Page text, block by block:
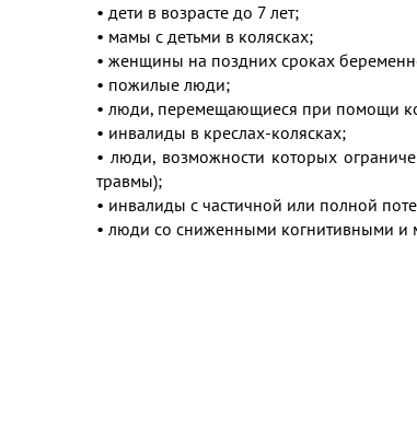
• дети в возрасте до 7 лет;
• мамы с детьми в колясках;
• женщины на поздних сроках
• пожилые люди;
• люди, перемещающиеся при помощи
• инвалиды в креслах-колясках;
• люди, возможности которых
травмы);
• инвалиды с частичной или полной
• люди со сниженными когнитивными и